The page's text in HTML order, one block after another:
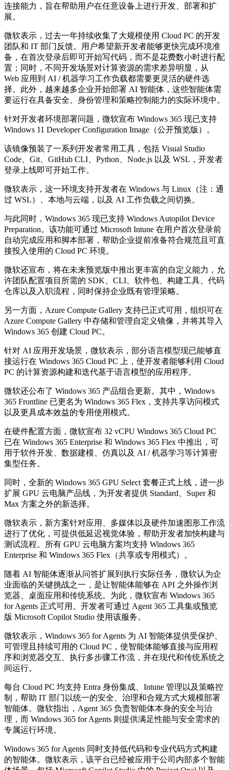
连接能力，旨在帮助用户在任意设备上进行开发、部署和扩
展。
微软表示，过去一年持续收集了大规模使用 Cloud PC 的开发
团队和 IT 部门反馈。用户希望新开发者能够更快完成环境准
备，在首次登录后即可开始写代码，而不是花费数小时进行配
置；同时，不同开发场景对计算资源的需求差异明显，从
Web 应用到 AI / 机器学习工作负载都需要更灵活的硬件选
择。此外，越来越多企业开始部署 AI 智能体，这些智能体需
要运行在具备安全、身份管理和策略控制能力的实际环境中。
针对开发者环境部署问题，微软宣布 Windows 365 现已支持
Windows 11 Developer Configuration Image（公开预览版）。
该镜像预装了一系列开发者常用工具，包括 Visual Studio
Code、Git、GitHub CLI、Python、Node.js 以及 WSL，开发者
登录上线即可开始工作。
微软表示，这一环境支持开发者在 Windows 与 Linux（注：通
过 WSL）、本地与云端，以及 AI 工作负载之间切换。
与此同时，Windows 365 现已支持 Windows Autopilot Device
Preparation。该功能可通过 Microsoft Intune 在用户首次登录前
自动完成应用和脚本部署，帮助企业提前准备符合规范且可直
接投入使用的 Cloud PC 环境。
微软还宣布，将在未来预览版中推出更丰富的自定义能力，允
许团队配置项目所需的 SDK、CLI、软件包、构建工具、代码
仓库以及入职流程，同时保持企业既有管理策略。
另一方面，Azure Compute Gallery 支持已正式可用，组织可在
Azure Compute Gallery 中存储和管理自定义镜像，并将其导入
Windows 365 创建 Cloud PC。
针对 AI 应用开发场景，微软表示，部分语言模型现已能够直
接运行在 Windows 365 Cloud PC 上，使开发者能够利用 Cloud
PC 的计算资源构建和迭代基于语言模型的应用程序。
微软还公布了 Windows 365 产品组合更新。其中，Windows
365 Frontline 已更名为 Windows 365 Flex，支持共享访问模式
以及更具成本效益的专用使用模式。
在硬件配置方面，微软宣布 32 vCPU Windows 365 Cloud PC
已在 Windows 365 Enterprise 和 Windows 365 Flex 中推出，可
用于软件开发、数据建模、仿真以及 AI / 机器学习等计算密
集型任务。
同时，全新的 Windows 365 GPU Select 套餐正式上线，进一步
扩展 GPU 云电脑产品线，为开发者提供 Standard、Super 和
Max 方案之外的新选择。
微软表示，新方案针对应用、多媒体以及硬件加速图形工作流
进行了优化，可提供低延迟视觉体验，帮助开发者加快构建与
测试流程。所有 GPU 云电脑方案均支持 Windows 365
Enterprise 和 Windows 365 Flex（共享或专用模式）。
随着 AI 智能体逐渐从问答扩展到执行实际任务，微软认为企
业面临的关键挑战之一，是让智能体能够在 API 之外操作浏
览器、桌面应用和传统系统。为此，微软宣布 Windows 365
for Agents 正式可用。开发者可通过 Agent 365 工具集或预览
版 Microsoft Copilot Studio 使用该服务。
微软表示，Windows 365 for Agents 为 AI 智能体提供受保护、
可管理且持续可用的 Cloud PC，使智能体能够直接与应用程
序和浏览器交互、执行多步骤工作流，并在现代和传统系统之
间运行。
每台 Cloud PC 均支持 Entra 身份集成、Intune 管理以及策略控
制，帮助 IT 部门以统一的安全、治理和合规方式大规模部署
智能体。微软指出，Agent 365 负责智能体本身的安全与治
理，而 Windows 365 for Agents 则提供满足性能与安全需求的
专属运行环境。
Windows 365 for Agents 同时支持低代码和专业代码方式构建
的智能体。微软表示，该平台已经被应用于公司内部多个智能